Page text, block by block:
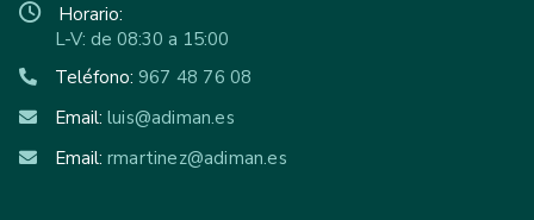
Horario:
L-V: de 08:30 a 15:00
Teléfono: 967 48 76 08
Email: luis@adiman.es
Email: rmartinez@adiman.es